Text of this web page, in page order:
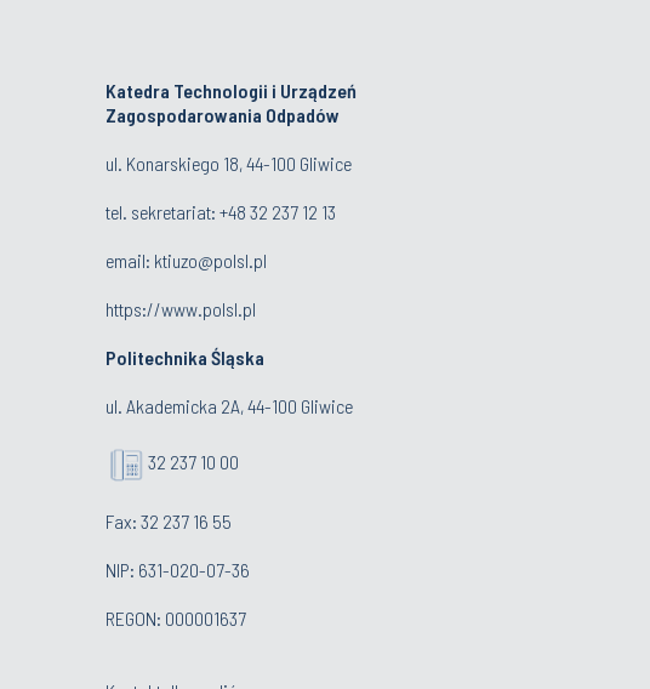
Katedra Technologii i Urządzeń
Zagospodarowania Odpadów
ul. Konarskiego 18, 44-100 Gliwice
tel. sekretariat: +48 32 237 12 13
email: ktiuzo@polsl.pl
https://www.polsl.pl
Politechnika Śląska
ul. Akademicka 2A, 44-100 Gliwice
32 237 10 00
Fax: 32 237 16 55
NIP: 631-020-07-36
REGON: 000001637